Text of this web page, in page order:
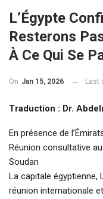
L’Égypte
Resterons
À Ce Qui Se
On Jan 15, 2026 Last
Traduction : Dr.
En présence de
Réunion consultative
Soudan
La capitale égyptienne,
réunion internationale